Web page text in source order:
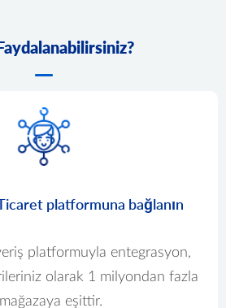
platformuna bağlanın
platformuyla entegrasyon,
olarak 1 milyondan fazla
eşittir.